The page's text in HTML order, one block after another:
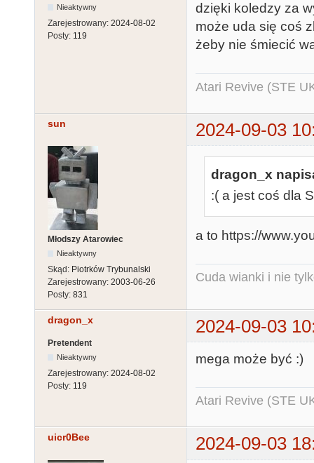
Nieaktywny
Zarejestrowany: 2024-08-02
Posty: 119
dzięki koledzy za
może uda się coś
żeby nie śmiecić
Atari Revive (STE
sun 2024-09-03
Młodszy Atarowiec
Nieaktywny
Skąd: Piotrków Trybunalski
Zarejestrowany: 2003-06-26
Posty: 831
dragon_x
:( a jest coś dla
a to https://
Cuda wianki i nie
dragon_x 2024-09-03
Pretendent
Nieaktywny
Zarejestrowany: 2024-08-02
Posty: 119
mega może być :)
Atari Revive (STE
uicr0Bee 2024-09-03